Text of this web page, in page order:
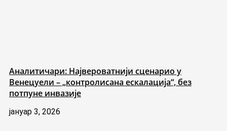
Аналитичари: Највероватнији сценарио у
Венецуели – „контролисана ескалација“, без
потпуне инвазије
јануар 3, 2026